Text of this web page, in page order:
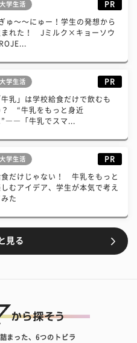
大学生活 PR
ゅ〜〜にゅー！学生の発想から
まれた！ Jミルク×キョーソウ
大学生活 PR
牛乳」は学校給食だけで飲むも
？ “牛乳をもっと身近
”――「牛乳でスマ...
大学生活 PR
食だけじゃない！ 牛乳をもっと
しむアイデア、学生が本気で考え
みた
見る
まった、6つのトビラ